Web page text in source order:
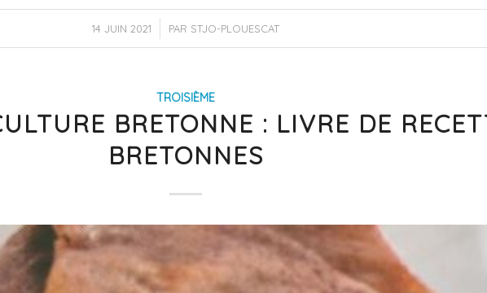
14 JUIN 2021
/ PAR STJO-PLOUESCAT
TROISIÈME
BRETONNE : LIVRE DE
BRETONNES